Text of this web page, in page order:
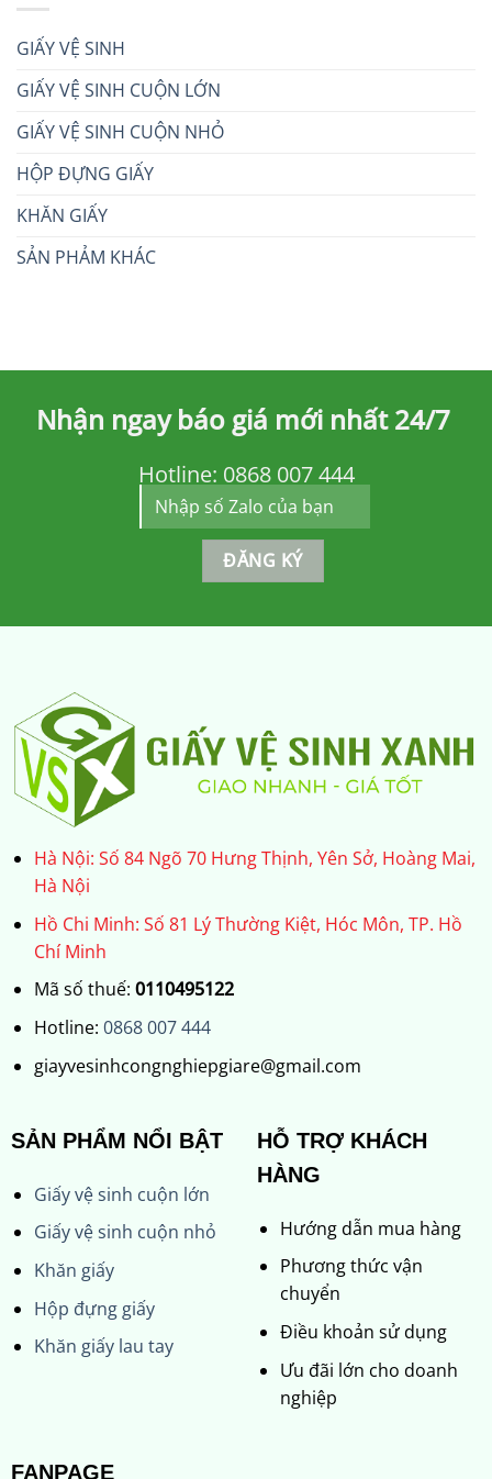
GIẤY VỆ SINH
GIẤY VỆ SINH CUỘN LỚN
GIẤY VỆ SINH CUỘN NHỎ
HỘP ĐỰNG GIẤY
KHĂN GIẤY
SẢN PHẢM KHÁC
Nhận ngay báo giá mới nhất 24/7
Hotline: 0868 007 444
Hà Nội: Số 84 Ngõ 70 Hưng Thịnh, Yên Sở, Hoàng Mai,
Hà Nội
Hồ Chi Minh: Số 81 Lý Thường Kiệt, Hóc Môn, TP. Hồ
Chí Minh
Mã số thuế: 0110495122
Hotline: 0868 007 444
giayvesinhcongnghiepgiare@gmail.com
SẢN PHẨM NỔI BẬT
Giấy vệ sinh cuộn lớn
Giấy vệ sinh cuộn nhỏ
Khăn giấy
Hộp đựng giấy
Khăn giấy lau tay
HỖ TRỢ KHÁCH
HÀNG
Hướng dẫn mua hàng
Phương thức vận
chuyển
Điều khoản sử dụng
Ưu đãi lớn cho doanh
nghiệp
FANPAGE